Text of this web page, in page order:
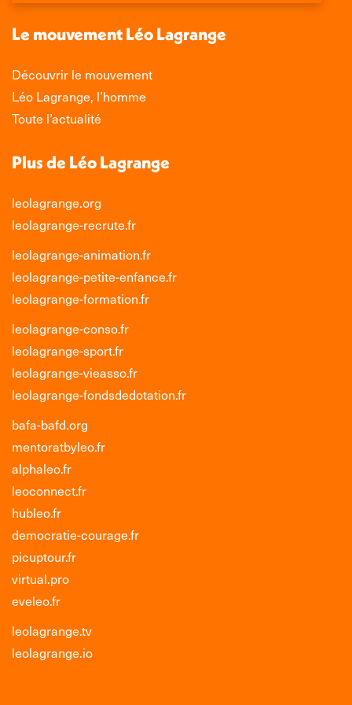
une
fenêtre
une
fenêtre
une
fenêtre
une
nouvelle
fenêtre
Le mouvement Léo Lagrange
Découvrir le mouvement
Léo Lagrange, l’homme
Toute l’actualité
Plus de Léo Lagrange
leolagrange.org
leolagrange-recrute.fr
leolagrange-animation.fr
leolagrange-petite-enfance.fr
leolagrange-formation.fr
leolagrange-conso.fr
leolagrange-sport.fr
leolagrange-vieasso.fr
leolagrange-fondsdedotation.fr
bafa-bafd.org
mentoratbyleo.fr
alphaleo.fr
leoconnect.fr
hubleo.fr
democratie-courage.fr
picuptour.fr
virtual.pro
eveleo.fr
leolagrange.tv
leolagrange.io